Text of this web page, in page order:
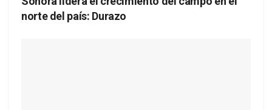
norte del país: Durazo